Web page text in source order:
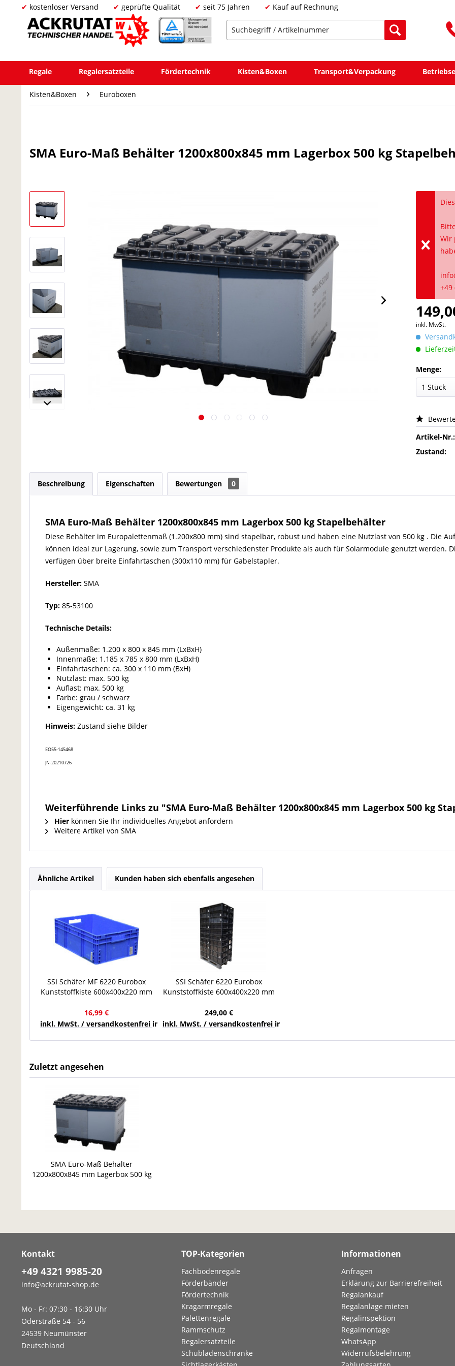
kostenloser Versand geprüfte Qualität seit 75 Jahren Kauf auf Rechnung
Regale Regalersatzteile Fördertechnik Kisten&Boxen Transport&Verpackung
Kisten&Boxen Euroboxen
SMA Euro-Maß Behälter 1200x800x845 mm Lagerbox 500 kg
Wir
+49
inkl. MwSt.
Menge:
Artikel-Nr.:
Zustand:
Beschreibung Eigenschaften Bewertungen 0
SMA Euro-Maß Behälter 1200x800x845 mm Lagerbox 500 kg Stapelbehälter
Diese Behälter im Europalettenmaß (1.200x800 mm) sind stapelbar, robust und haben eine Nutzlast von 500 kg . Die
können ideal zur Lagerung, sowie zum Transport verschiedenster Produkte als auch für Solarmodule genutzt werden.
verfügen über breite Einfahrtaschen (300x110 mm) für Gabelstapler.
Hersteller: SMA
Typ: 85-53100
Technische Details:
Außenmaße: 1.200 x 800 x 845 mm (LxBxH)
Innenmaße: 1.185 x 785 x 800 mm (LxBxH)
Einfahrtaschen: ca. 300 x 110 mm (BxH)
Nutzlast: max. 500 kg
Auflast: max. 500 kg
Farbe: grau / schwarz
Eigengewicht: ca. 31 kg
Hinweis: Zustand siehe Bilder
EO55-145468
JN-20210726
Weiterführende Links zu "SMA Euro-Maß Behälter 1200x800x845 mm Lagerbox 500 kg
Hier können Sie Ihr individuelles Angebot anfordern
Weitere Artikel von SMA
Ähnliche Artikel Kunden haben sich ebenfalls angesehen
SSI Schäfer MF 6220 Eurobox
Kunststoffkiste 600x400x220 mm
16,99 €
inkl. MwSt. / versandkostenfrei innerhalb Deutschlands 23,99 €
SSI Schäfer 6220 Eurobox
Kunststoffkiste 600x400x220 mm
249,00 €
inkl. MwSt. / versandkostenfrei innerhalb Deutschlands
Zuletzt angesehen
SMA Euro-Maß Behälter
1200x800x845 mm Lagerbox 500 kg
Kontakt
+49 4321 9985-20
info@ackrutat-shop.de
Mo - Fr: 07:30 - 16:30 Uhr
Oderstraße 54 - 56
24539 Neumünster
Deutschland
TOP-Kategorien
Fachbodenregale
Förderbänder
Fördertechnik
Kragarmregale
Palettenregale
Rammschutz
Regalersatzteile
Schubladenschränke
Informationen
Anfragen
Erklärung zur Barrierefreiheit
Regalankauf
Regalanlage mieten
Regalinspektion
Regalmontage
WhatsApp
Widerrufsbelehrung